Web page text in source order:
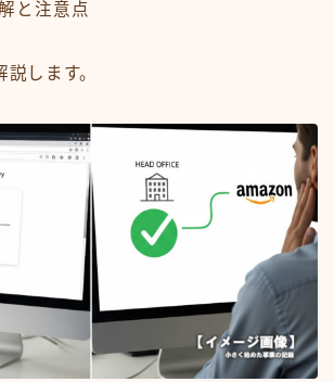
と注意点
します。